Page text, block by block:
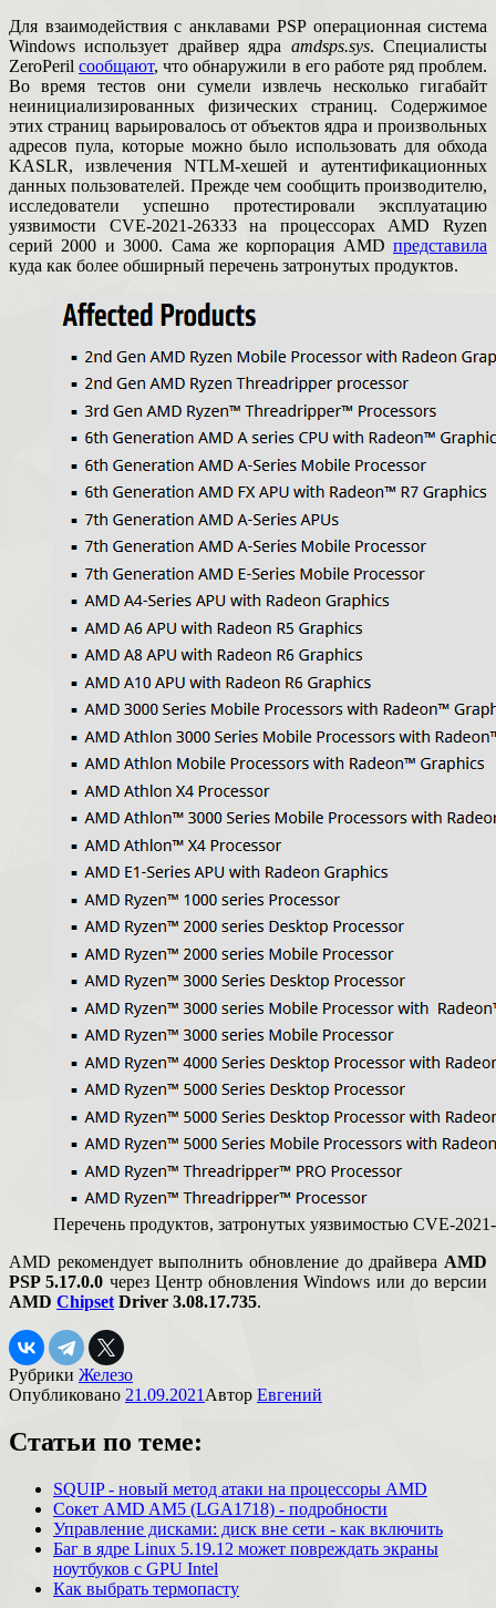
Для взаимодействия с анклавами PSP операционная система
Windows использует драйвер ядра amdsps.sys. Специалисты
ZeroPerilсообщают, что обнаружили в его работе ряд проблем.
Во время тестов они сумели извлечь несколько гигабайт
неинициализированных физических страниц. Содержимое
этих страниц варьировалось от объектов ядра и произвольных
адресов пула, которые можно было использовать для обхода
KASLR, извлечения NTLM-хешей и аутентификационных
данных пользователей. Прежде чем сообщить производителю,
исследователи успешно протестировали эксплуатацию
уязвимости CVE-2021-26333 на процессорах AMD Ryzen
серий 2000 и 3000. Сама же корпорация AMD представила
куда как более обширный перечень затронутых продуктов.
Перечень продуктов, затронутых уязвимостью CVE-
AMD рекомендует выполнить обновление до драйвера AMD
PSP 5.17.0.0 через Центр обновления Windows или до версии
AMD Chipset Driver 3.08.17.735.
Рубрики Железо
Опубликовано 21.09.2021 Автор Евгений
Статьи по теме:
SQUIP - новый метод атаки на процессоры AMD
Сокет AMD AM5 (LGA1718) - подробности
Управление дисками: диск вне сети - как включить
Баг в ядре Linux 5.19.12 может повреждать экраны
ноутбуков с GPU Intel
Как выбрать термопасту